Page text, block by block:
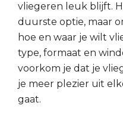
vliegeren leuk blijft.
duurste optie, maar
hoe en waar je wilt
type, formaat en
voorkom je dat je
je meer plezier uit
gaat.